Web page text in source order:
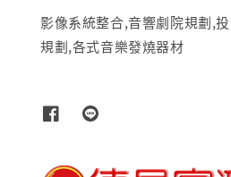
影像系統整合,音響劇院規劃,
規劃,各式音樂發燒器材